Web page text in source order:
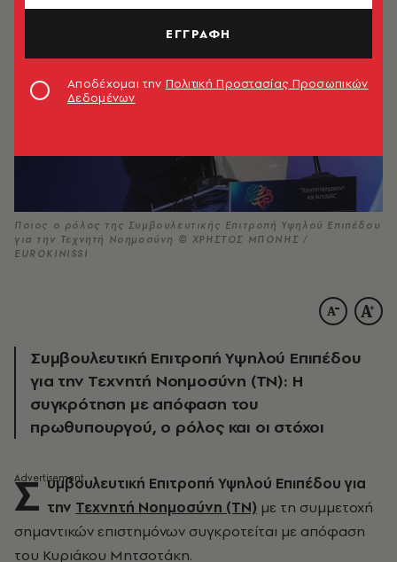
Ποιος ο ρόλος της Συμβουλευτικής Επιτροπή Υψηλού Επιπέδου
για την Τεχνητή Νοημοσύνη © ΧΡΗΣΤΟΣ ΜΠΟΝΗΣ /
EUROKINISSI
Συμβουλευτική Επιτροπή Υψηλού Επιπέδου
για την Τεχνητή Νοημοσύνη (ΤΝ): Η
συγκρότηση με απόφαση του
πρωθυπουργού, ο ρόλος και οι στόχοι
Σ υμβουλευτική Επιτροπή Υψηλού Επιπέδου για
την Τεχνητή Νοημοσύνη (ΤΝ) με τη συμμετοχή
σημαντικών επιστημόνων συγκροτείται με απόφαση
του Κυριάκου Μητσοτάκη.
ΕΓΓΡΑΦΗ
Αποδέχομαι την Πολιτική Προστασίας Προσωπικών
Δεδομένων